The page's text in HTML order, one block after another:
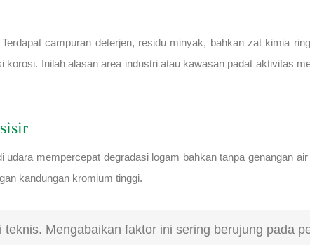
campuran deterjen, residu minyak, bahkan zat kimia
Inilah alasan area industri atau kawasan padat aktivitas
mempercepat degradasi logam bahkan tanpa genangan
kandungan kromium tinggi.
Mengabaikan faktor ini sering berujung pada